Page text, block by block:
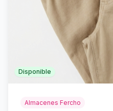
Disponible
Almacenes Fercho